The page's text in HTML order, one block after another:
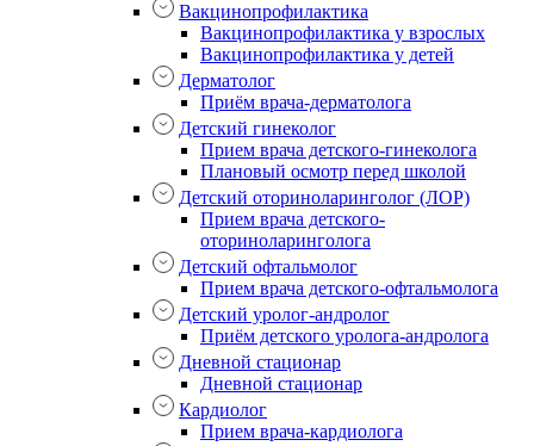
Вакцинопрофилактика
Вакцинопрофилактика у взрослых
Вакцинопрофилактика у детей
Дерматолог
Приём врача-дерматолога
Детский гинеколог
Прием врача детского-гинеколога
Плановый осмотр перед школой
Детский оториноларинголог (ЛОР)
Прием врача детского-
оториноларинголога
Детский офтальмолог
Прием врача детского-офтальмолога
Детский уролог-андролог
Приём детского уролога-андролога
Дневной стационар
Дневной стационар
Кардиолог
Прием врача-кардиолога